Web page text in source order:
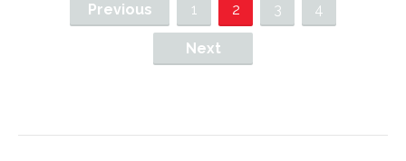
Previous 1 2 3 4
Next